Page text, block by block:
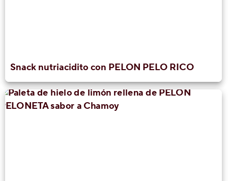
Snack nutriacidito con PELON PELO RICO